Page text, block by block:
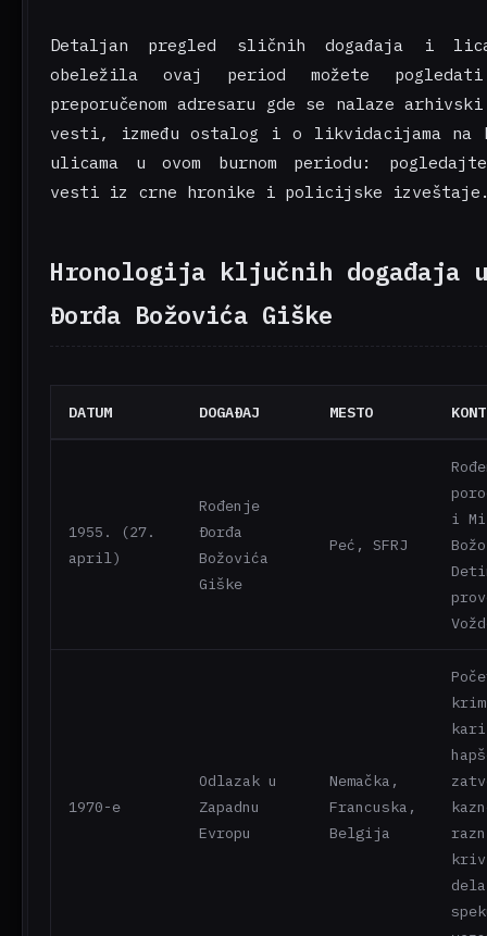
Detaljan pregled sličnih događaja i
obeležila ovaj period možete
preporučenom adresaru gde se nalaze
vesti, između ostalog i o likvidacijama na
ulicama u ovom burnom periodu:
vesti iz crne hronike i policijske izveštaje
Hronologija ključnih događaja
Đorđa Božovića Giške
DATUM DOGAĐAJ MESTO
1955. (27.
april)
Rođenje
Đorđa
Božovića
Giške
Peć, SFRJ
i
1970-e
Odlazak u
Zapadnu
Evropu
Nemačka,
Francuska,
Belgija